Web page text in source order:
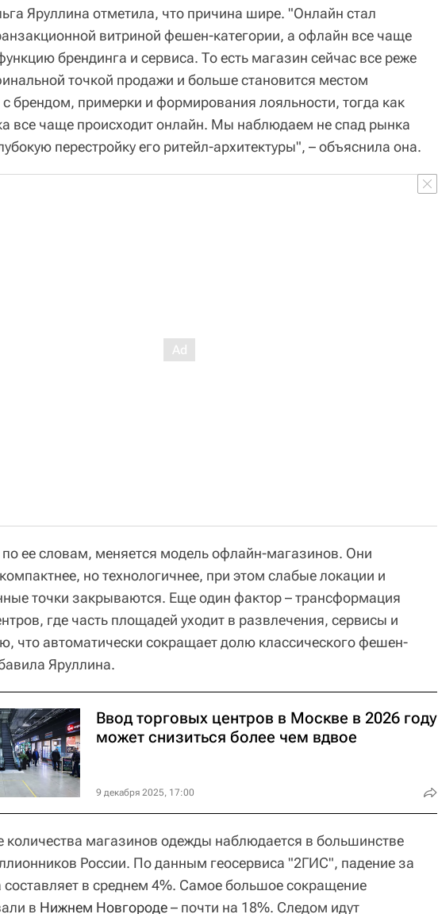
Яруллина отметила, что причина шире. "Онлайн стал
витриной фешен-категории, а офлайн все чаще
брендинга и сервиса. То есть магазин сейчас все реже
точкой продажи и больше становится местом
брендом, примерки и формирования лояльности, тогда как
все чаще происходит онлайн. Мы наблюдаем не спад рынка
перестройку его ритейл-архитектуры", – объяснила она.
по ее словам, меняется модель офлайн-магазинов. Они
но технологичнее, при этом слабые локации и
точки закрываются. Еще один фактор – трансформация
где часть площадей уходит в развлечения, сервисы и
что автоматически сокращает долю классического фешен-
Яруллина.
Ввод торговых центров в Москве в 2026 году
может снизиться более чем вдвое
9 декабря 2025, 17:00
количества магазинов одежды наблюдается в большинстве
России. По данным геосервиса "2ГИС", падение за
составляет в среднем 4%. Самое большое сокращение
в Нижнем Новгороде– почти на 18%. Следом идут